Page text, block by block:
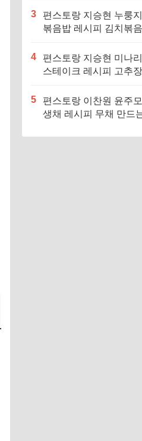
3
편스토랑 지승현 누룽
볶음밥 레시피 김치볶
4
편스토랑 지승현 미나
스테이크 레시피 고추
5
편스토랑 이찬원 윤주
생채 레시피 무채 만드